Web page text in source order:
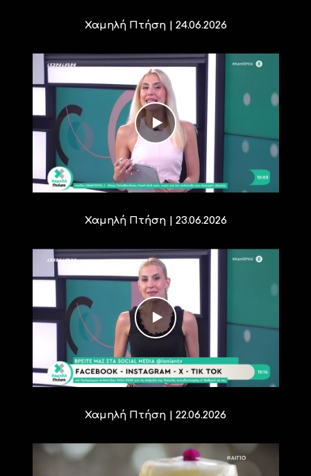
Χαμηλή Πτήση | 24.06.2026
Χαμηλή Πτήση | 23.06.2026
Χαμηλή Πτήση | 22.06.2026